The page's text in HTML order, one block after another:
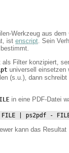
Werkzeug aus
ist enscript . Sein
als Filter konzipiert,
universell einsetzen
(s.u.), dann
in eine PDF-Datei
| ps2pdf -
kann das Resultat